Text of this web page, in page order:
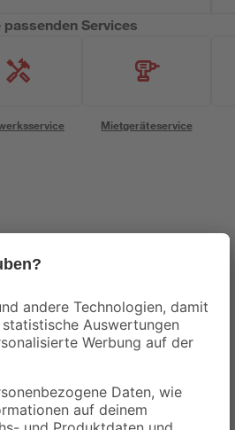
passenden Services
Mietgeräteservice